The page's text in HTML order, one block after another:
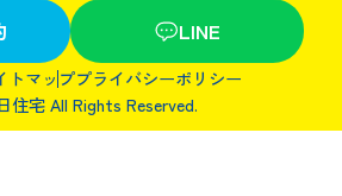
LINE
トマッププライバシーポリシー
住宅 All Rights Reserved.